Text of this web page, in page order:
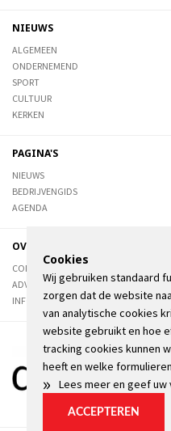
NIEUWS
ALGEMEEN
ONDERNEMEND
SPORT
CULTUUR
KERKEN
PAGINA'S
NIEUWS
BEDRIJVENGIDS
AGENDA
OVER DE STIENSER
CONTACT
ADVERTEREN
INFORMATIE
Cookies
Wij gebruiken standaard
zorgen dat de website
van analytische cookies
website gebruikt en hoe
tracking cookies kunnen
heeft en welke
» Lees meer en geef uw
ACCEPTEREN